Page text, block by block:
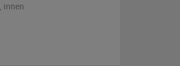
, innen